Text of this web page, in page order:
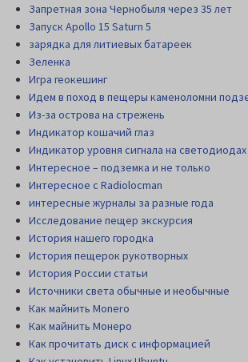
Запретная зона Чернобыля через 35 лет
Запуск Apollo 15 Saturn 5
зарядка для литиевых батареек
Зеленка
Игра геокешинг
Идем в поход в пещеры каменоломни
Из-за острова на стрежень
Индикатор кошачий глаз
Индикатор уровня сигнала на светодиодах
Интересное – подземка и не только
Интересное с Radiolocman
интересные журналы за разные года
Исследование пещер экскурсия
История нашего городка
История пещерок рукотворных
История России статьи
Источники света обычные и необычные
Как майнить Monero
Как майнить Монеро
Как прочитать диск c информацией